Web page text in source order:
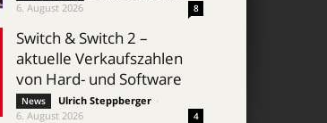
6. August 2026
8
Switch & Switch 2 –
aktuelle Verkaufszahlen
von Hard- und Software
News Ulrich Steppberger
6. August 2026
4